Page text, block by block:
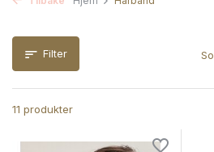
Filter
11 produkter